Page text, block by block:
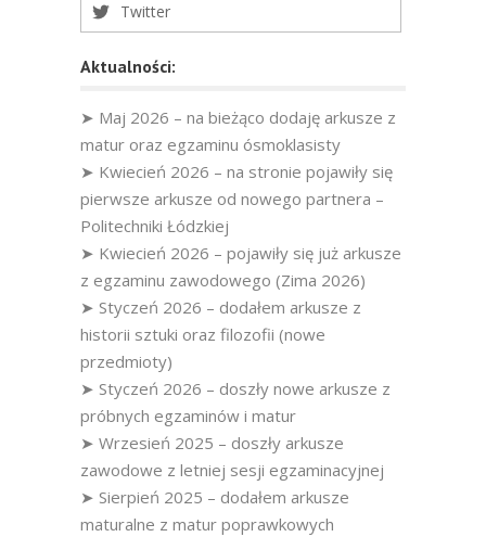
Twitter
Aktualności:
➤ Maj 2026 – na bieżąco dodaję arkusze z
matur oraz egzaminu ósmoklasisty
➤ Kwiecień 2026 – na stronie pojawiły się
pierwsze arkusze od nowego partnera –
Politechniki Łódzkiej
➤ Kwiecień 2026 – pojawiły się już arkusze
z egzaminu zawodowego (Zima 2026)
➤ Styczeń 2026 – dodałem arkusze z
historii sztuki oraz filozofii (nowe
przedmioty)
➤ Styczeń 2026 – doszły nowe arkusze z
próbnych egzaminów i matur
➤ Wrzesień 2025 – doszły arkusze
zawodowe z letniej sesji egzaminacyjnej
➤ Sierpień 2025 – dodałem arkusze
maturalne z matur poprawkowych